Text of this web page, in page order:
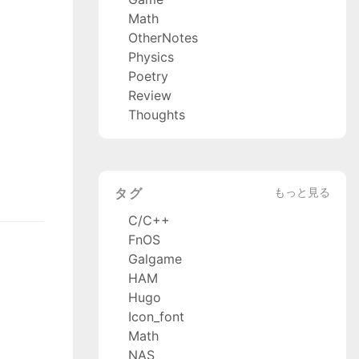
Math
OtherNotes
Physics
Poetry
Review
Thoughts
タグ もっと見る
C/C++
FnOS
Galgame
HAM
Hugo
Icon_font
Math
NAS